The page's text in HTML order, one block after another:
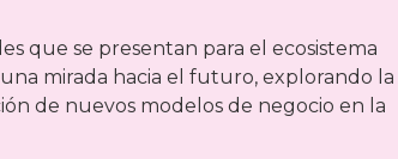
que se presentan para el ecosistema
mirada hacia el futuro, explorando la
de nuevos modelos de negocio en la